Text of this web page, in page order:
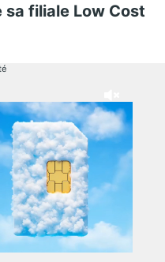
filiale Low Cost